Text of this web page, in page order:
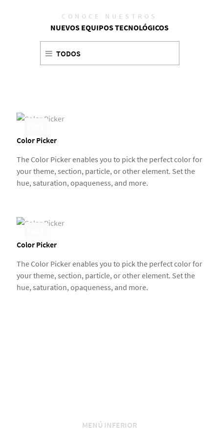
CONOCE NUESTROS
NUEVOS EQUIPOS TECNOLÓGICOS
TODOS
Color Picker
The Color Picker enables you to pick the perfect color for
your theme, section, particle, or other element. Set the
hue, saturation, opaqueness, and more.
Color Picker
The Color Picker enables you to pick the perfect color for
your theme, section, particle, or other element. Set the
hue, saturation, opaqueness, and more.
MENÚ INFERIOR